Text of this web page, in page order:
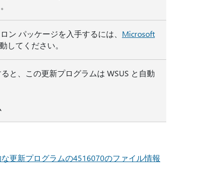
ン パッケージを入手するには、 Microsoft
してください。
と、この更新プログラムは WSUS と自動
更新プログラムの4516070のファイル情報